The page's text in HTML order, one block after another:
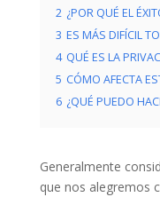
2 ¿POR QUÉ EL
3 ES MÁS DIFÍCIL
4 QUÉ ES LA
5 CÓMO AFECTA
6 ¿QUÉ PUEDO
Generalmente
que nos alegremos